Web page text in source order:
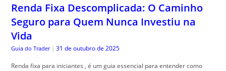
Renda Fixa Descomplicada: O Caminho
Seguro para Quem Nunca Investiu na
Vida
Guia do Trader | 31 de outubro de 2025
Renda fixa para iniciantes , é um guia essencial para entender como